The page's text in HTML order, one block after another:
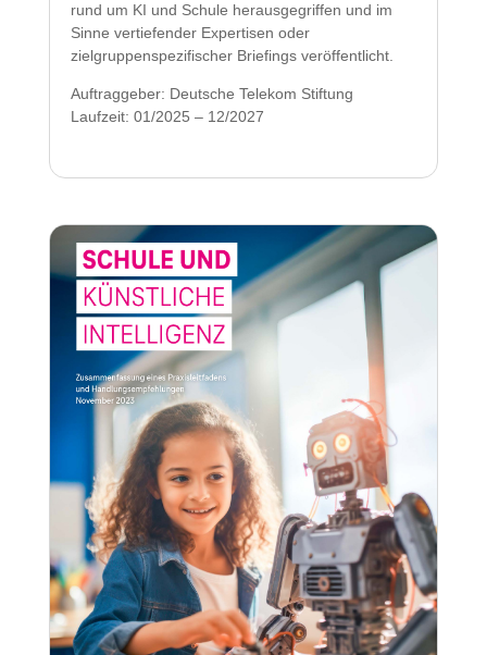
rund um KI und Schule herausgegriffen und im
Sinne vertiefender Expertisen oder
zielgruppenspezifischer Briefings veröffentlicht.
Auftraggeber: Deutsche Telekom Stiftung
Laufzeit: 01/2025 – 12/2027